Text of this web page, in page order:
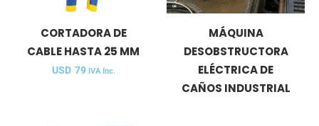
CORTADORA DE
CABLE HASTA 25 MM
USD 79 IVA Inc.
MÁQUINA
DESOBSTRUCTORA
ELÉCTRICA DE
CAÑOS INDUSTRIAL